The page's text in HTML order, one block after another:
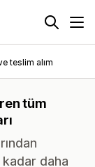
teslim alım
tüm
kadar daha